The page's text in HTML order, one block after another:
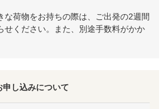
荷物をお持ちの際は、ご出発の2週間
せください。また、別途手数料がかか
申し込みについて